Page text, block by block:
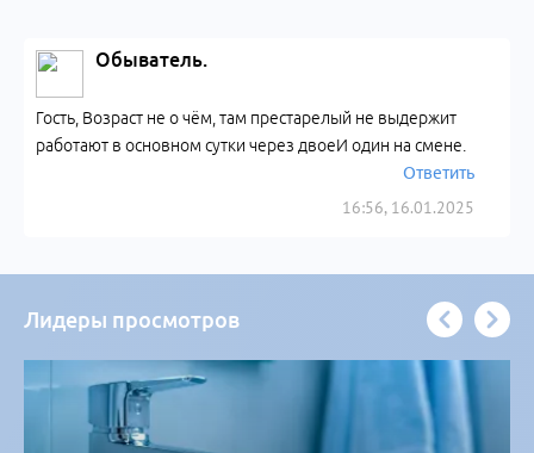
Обыватель.
16:56, 16.01.2025
Гость, Возраст не о чём, там престарелый не выдержит
работают в основном сутки через двоеИ один на смене.
Ответить
Лидеры просмотров